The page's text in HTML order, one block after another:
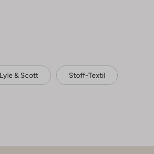
Lyle & Scott Stoff-Textil